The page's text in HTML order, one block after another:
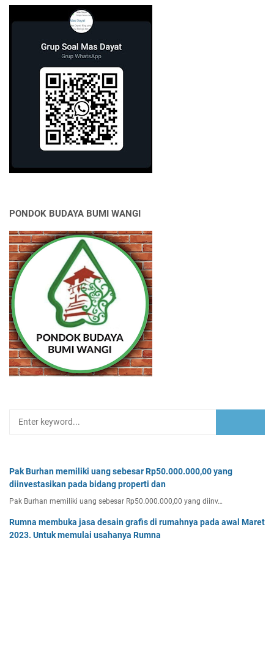
PONDOK BUDAYA BUMI WANGI
Pak Burhan memiliki uang sebesar Rp50.000.000,00 yang
diinvestasikan pada bidang properti dan
Pak Burhan memiliki uang sebesar Rp50.000.000,00 yang diinv…
Rumna membuka jasa desain grafis di rumahnya pada awal Maret
2023. Untuk memulai usahanya Rumna